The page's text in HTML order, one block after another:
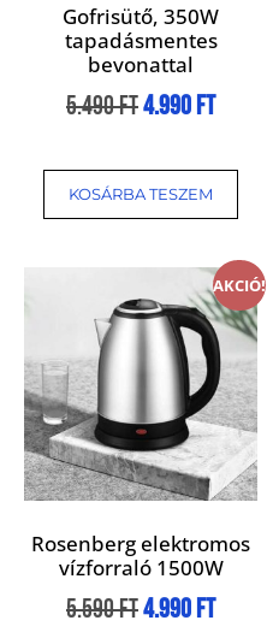
Gofrisütő, 350W
tapadásmentes
bevonattal
5.490Ft4.990Ft
KOSÁRBA TESZEM
AKCIÓ!
Rosenberg elektromos
vízforraló 1500W
5.590Ft4.990Ft